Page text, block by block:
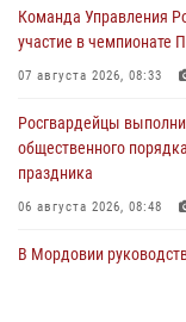
Команда Управления
участие в чемпионате
07 августа 2026, 08:33
Росгвардейцы
общественного
праздника
06 августа 2026, 08:48
В Мордовии